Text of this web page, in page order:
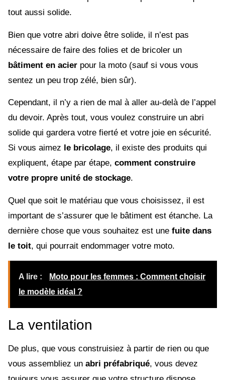
tout aussi solide.
Bien que votre abri doive être solide, il n’est pas
nécessaire de faire des folies et de bricoler un
bâtiment en acier pour la moto (sauf si vous vous
sentez un peu trop zélé, bien sûr).
Cependant, il n’y a rien de mal à aller au-delà de l’appel
du devoir. Après tout, vous voulez construire un abri
solide qui gardera votre fierté et votre joie en sécurité.
Si vous aimez le bricolage, il existe des produits qui
expliquent, étape par étape, comment construire
votre propre unité de stockage.
Quel que soit le matériau que vous choisissez, il est
important de s’assurer que le bâtiment est étanche. La
dernière chose que vous souhaitez est une fuite dans
le toit, qui pourrait endommager votre moto.
A lire :
Moto pour les femmes : Comment choisir
le modèle idéal ?
La ventilation
De plus, que vous construisiez à partir de rien ou que
vous assembliez un abri préfabriqué, vous devez